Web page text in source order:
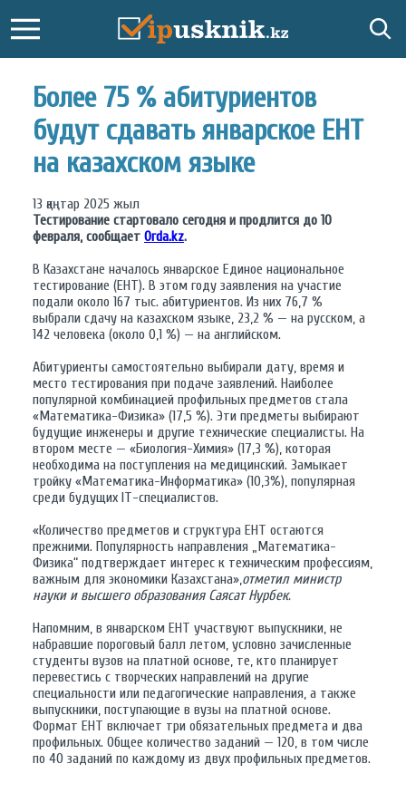
Более 75 % абитуриентов
будут сдавать январское ЕНТ
на казахском языке
13 қаңтар 2025 жыл
Тестирование стартовало сегодня и продлится до 10
февраля, сообщает Orda.kz.
В Казахстане началось январское Единое национальное
тестирование (ЕНТ). В этом году заявления на участие
подали около 167 тыс. абитуриентов. Из них 76,7 %
выбрали сдачу на казахском языке, 23,2 % — на русском, а
142 человека (около 0,1 %) — на английском.
Абитуриенты самостоятельно выбирали дату, время и
место тестирования при подаче заявлений. Наиболее
популярной комбинацией профильных предметов стала
«Математика-Физика» (17,5 %). Эти предметы выбирают
будущие инженеры и другие технические специалисты. На
втором месте — «Биология-Химия» (17,3 %), которая
необходима на поступления на медицинский. Замыкает
тройку «Математика-Информатика» (10,3%), популярная
среди будущих IT-специалистов.
«Количество предметов и структура ЕНТ остаются
прежними. Популярность направления „Математика-
Физика“ подтверждает интерес к техническим профессиям,
важным для экономики Казахстана»,отметил министр
науки и высшего образования Саясат Нурбек.
Напомним, в январском ЕНТ участвуют выпускники, не
набравшие пороговый балл летом, условно зачисленные
студенты вузов на платной основе, те, кто планирует
перевестись с творческих направлений на другие
специальности или педагогические направления, а также
выпускники, поступающие в вузы на платной основе.
Формат ЕНТ включает три обязательных предмета и два
профильных. Общее количество заданий — 120, в том числе
по 40 заданий по каждому из двух профильных предметов.